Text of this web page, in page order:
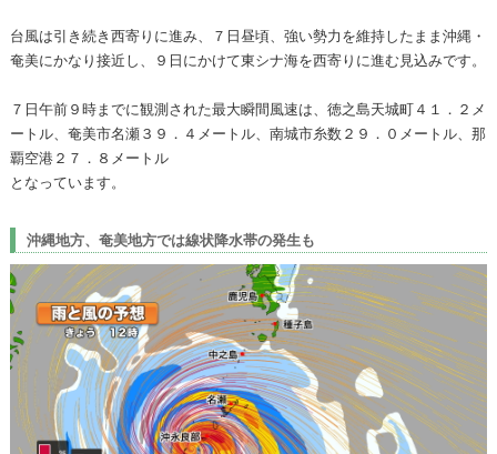
台風は引き続き西寄りに進み、７日昼頃、強い勢力を維持したまま沖縄・
奄美にかなり接近し、９日にかけて東シナ海を西寄りに進む見込みです。
７日午前９時までに観測された最大瞬間風速は、徳之島天城町４１．２メ
ートル、奄美市名瀬３９．４メートル、南城市糸数２９．０メートル、那
覇空港２７．８メートル
となっています。
沖縄地方、奄美地方では線状降水帯の発生も